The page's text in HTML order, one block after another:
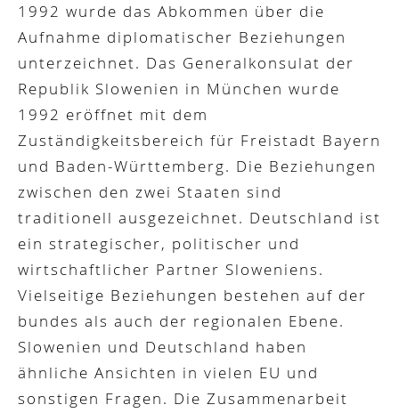
1992 wurde das Abkommen über die
Aufnahme diplomatischer Beziehungen
unterzeichnet. Das Generalkonsulat der
Republik Slowenien in München wurde
1992 eröffnet mit dem
Zuständigkeitsbereich für Freistadt Bayern
und Baden-Württemberg. Die Beziehungen
zwischen den zwei Staaten sind
traditionell ausgezeichnet. Deutschland ist
ein strategischer, politischer und
wirtschaftlicher Partner Sloweniens.
Vielseitige Beziehungen bestehen auf der
bundes als auch der regionalen Ebene.
Slowenien und Deutschland haben
ähnliche Ansichten in vielen EU und
sonstigen Fragen. Die Zusammenarbeit